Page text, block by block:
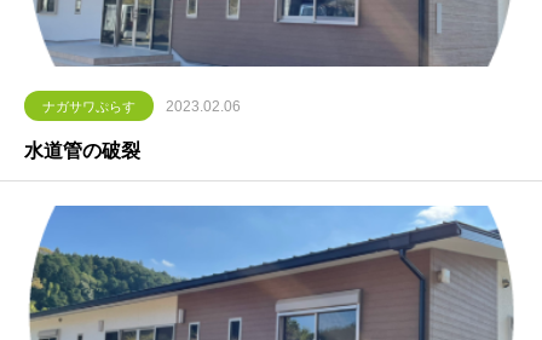
ナガサワぷらす 2023.02.06
水道管の破裂